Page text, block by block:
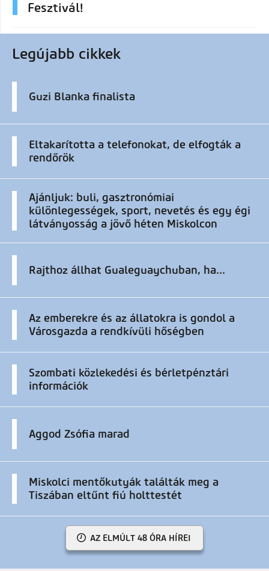
Fesztivál!
Legújabb cikkek
Guzi Blanka finalista
Eltakarította a telefonokat, de elfogták a
rendőrök
Ajánljuk: buli, gasztronómiai
különlegességek, sport, nevetés és egy égi
látványosság a jövő héten Miskolcon
Rajthoz állhat Gualeguaychuban, ha...
Az emberekre és az állatokra is gondol a
Városgazda a rendkívüli hőségben
Szombati közlekedési és bérletpénztári
információk
Aggod Zsófia marad
Miskolci mentőkutyák találták meg a
Tiszában eltűnt fiú holttestét
AZ ELMÚLT 48 ÓRA HÍREI